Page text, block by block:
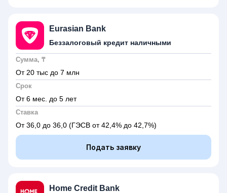
Eurasian Bank
Беззалоговый кредит наличными
Сумма, ₸
От 20 тыс до 7 млн
Срок
От 6 мес. до 5 лет
Ставка
От 36,0 до 36,0 (ГЭСВ от 42,4% до 42,7%)
Подать заявку
Home Credit Bank